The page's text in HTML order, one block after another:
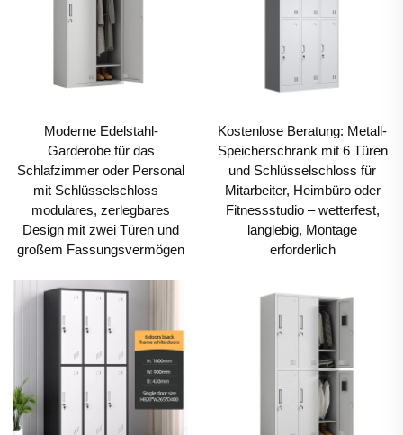
hin zu großen Unternehmenszentralen.
Stahlschränke, eine zentrale Kategorie dieser
BÜROMÖBEL, sind dafür konzipiert, wichtige
Dokumente, Verträge und Unterlagen zu verstauen,
die für den Geschäftsablauf entscheidend sind. Im
Gegensatz zu weniger stabilen Alternativen aus
Kunststoff oder Holz gewährleisten diese
Stahlschränke, dass sensible Informationen vor
äußeren Beschädigungen und unbefugtem Zugriff
Bestandteil dieses BÜROMÖBEL-Sortiments, erfüllen
die individuellen Ablagebedürfnisse der Mitarbeiter
und bieten einen sicheren Platz für Gegenstände wie
Taschen, Laptops, Mäntel und persönliche Artikel.
Dies reduziert nicht nur Unordnung an den
Moderne Edelstahl-
Garderobe für das
Schlafzimmer oder Personal
mit Schlüsselschloss –
modulares, zerlegbares
Design mit zwei Türen und
großem Fassungsvermögen
Kostenlose Beratung: Metall-
Speicherschrank mit 6 Türen
und Schlüsselschloss für
Mitarbeiter, Heimbüro oder
Fitnessstudio – wetterfest,
langlebig, Montage
erforderlich